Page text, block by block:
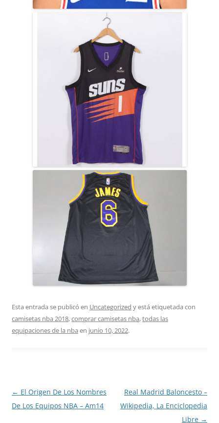
Esta entrada se publicó en Uncategorized y está etiquetada con
camisetas nba 2018,comprar camisetas nba,todas las
equipaciones de la nba en junio 10, 2022.
Navegación
de
← El Origen De Los Nombres
De Los Equipos NBA – Am14
Real Madrid Baloncesto –
Wikipedia, La Enciclopedia
Libre →